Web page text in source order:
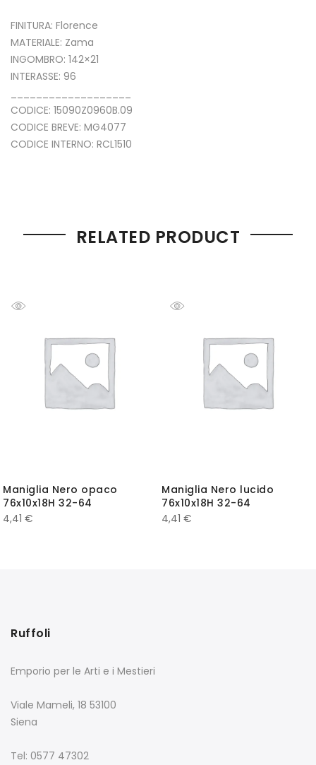
FINITURA: Florence
MATERIALE: Zama
INGOMBRO: 142×21
INTERASSE: 96
CODICE: 15090Z0960B.09
CODICE BREVE: MG4077
CODICE INTERNO: RCL1510
RELATED PRODUCT
Maniglia Nero opaco
76x10x18H 32-64
4,41 €
Maniglia Nero lucido
76x10x18H 32-64
4,41 €
Ruffoli
Emporio per le Arti e i Mestieri
Viale Mameli, 18 53100
Siena
Tel: 0577 47302